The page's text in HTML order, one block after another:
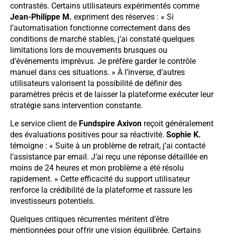
contrastés. Certains utilisateurs expérimentés comme
Jean-Philippe M. expriment des réserves : « Si
l’automatisation fonctionne correctement dans des
conditions de marché stables, j’ai constaté quelques
limitations lors de mouvements brusques ou
d’événements imprévus. Je préfère garder le contrôle
manuel dans ces situations. » À l’inverse, d’autres
utilisateurs valorisent la possibilité de définir des
paramètres précis et de laisser la plateforme exécuter leur
stratégie sans intervention constante.
Le service client de Fundspire Axivon reçoit généralement
des évaluations positives pour sa réactivité. Sophie K.
témoigne : « Suite à un problème de retrait, j’ai contacté
l’assistance par email. J’ai reçu une réponse détaillée en
moins de 24 heures et mon problème a été résolu
rapidement. » Cette efficacité du support utilisateur
renforce la crédibilité de la plateforme et rassure les
investisseurs potentiels.
Quelques critiques récurrentes méritent d’être
mentionnées pour offrir une vision équilibrée. Certains